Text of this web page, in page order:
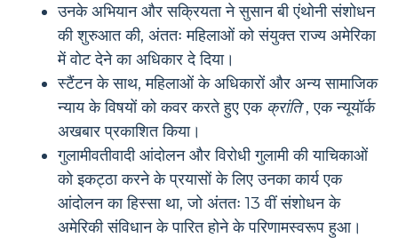
उनके अभियान और सक्रियता ने सुसान बी एंथोनी संशोधन
की शुरुआत की, अंततः महिलाओं को संयुक्त राज्य अमेरिका
में वोट देने का अधिकार दे दिया।
स्टैंटन के साथ, महिलाओं के अधिकारों और अन्य सामाजिक
न्याय के विषयों को कवर करते हुए एक क्रांति, एक न्यूयॉर्क
अखबार प्रकाशित किया।
गुलामीवतीवादी आंदोलन और विरोधी गुलामी की याचिकाओं
को इकट्ठा करने के प्रयासों के लिए उनका कार्य एक
आंदोलन का हिस्सा था, जो अंततः 13 वीं संशोधन के
अमेरिकी संविधान के पारित होने के परिणामस्वरूप हुआ।